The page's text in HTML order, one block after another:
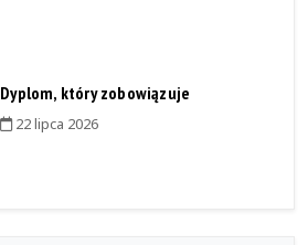
Dyplom, który zobowiązuje
22 lipca 2026